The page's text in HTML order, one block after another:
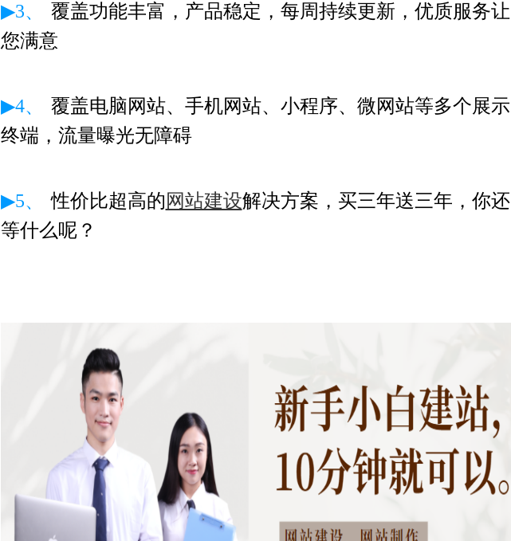
▶3、 覆盖功能丰富，产品稳定，每周持续更新 ，优质服务让
您满意
▶4、
覆盖电脑网站、手机网站、小程序、微网站等多个展示
终端，流量曝光无障碍
▶5、 性价比超高的 网站建设解决方案，买三年送三年，你还
等什么呢？